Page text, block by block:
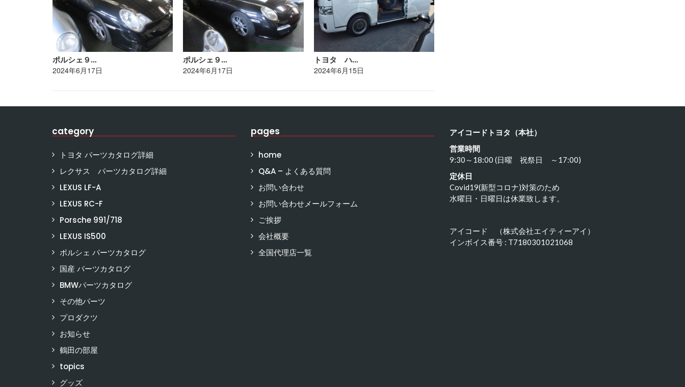
ポルシェ９…
2024年6月17日
ポルシェ９…
2024年6月17日
トヨタ ハ…
2024年6月15日
category
トヨタ パーツカタログ詳細
レクサス パーツカタログ詳細
LEXUS LF-A
LEXUS RC-F
Porsche 991/718
LEXUS IS500
ポルシェ パーツカタログ
国産 パーツカタログ
BMWパーツカタログ
その他パーツ
プロダクツ
お知らせ
鶴田の部屋
topics
グッズ
pages
home
Q&A – よくある質問
お問い合わせ
お問い合わせメールフォーム
ご挨拶
会社概要
全国代理店一覧
アイコードトヨタ（本社）
営業時間
9:30～18:00 (日曜 祝祭日 ～17:00)
定休日
Covid19(新型コロナ)対策のため
水曜日・日曜日は休業致します。
アイコード （株式会社エイティーアイ）
インボイス番号 : T7180301021068